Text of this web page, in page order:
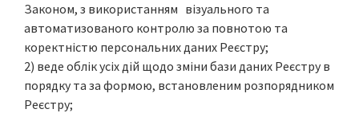
Законом, з використанням візуального та
автоматизованого контролю за повнотою та
коректністю персональних даних Реєстру;
2) веде облік усіх дій щодо зміни бази даних Реєстру в
порядку та за формою, встановленим розпорядником
Реєстру;